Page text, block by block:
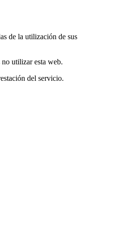
de la utilización de sus
utilizar esta web.
del servicio.